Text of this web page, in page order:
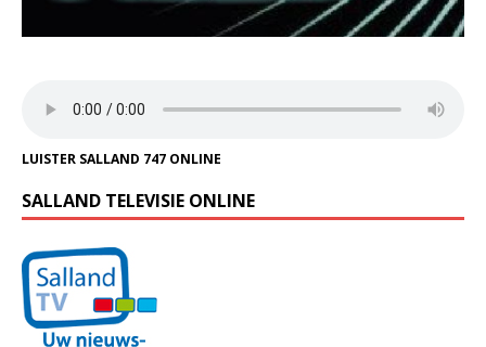
LUISTER SALLAND 747 ONLINE
SALLAND TELEVISIE ONLINE